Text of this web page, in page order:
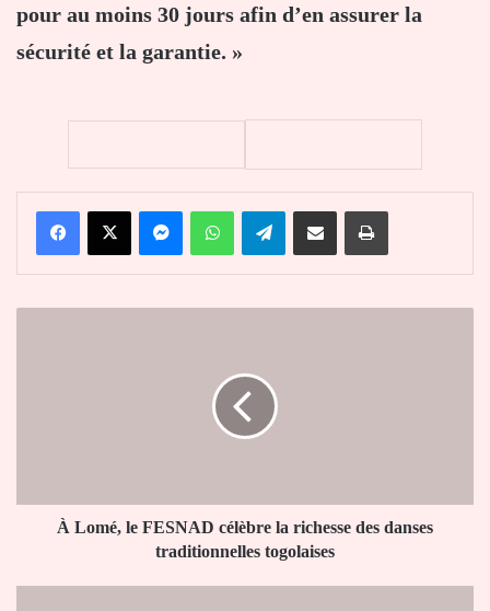
pour au moins 30 jours afin d’en assurer la
sécurité et la garantie. »
FacebookX MessengerWhatsAppTelegramPartager par email Imprimer
danses
traditionnelles
À Lomé, le FESNAD célèbre la richesse des danses
traditionnelles togolaises